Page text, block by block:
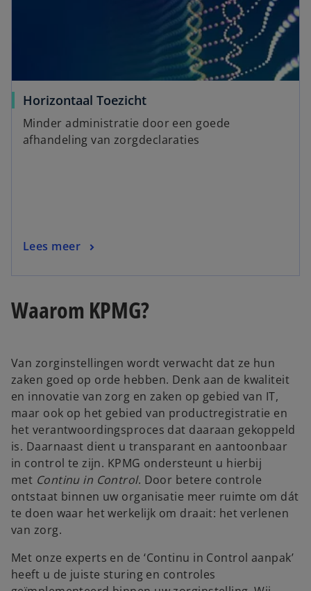
Horizontaal Toezicht
Minder administratie door een goede
afhandeling van zorgdeclaraties
Lees meer
Waarom KPMG?
Van zorginstellingen wordt verwacht dat ze hun
zaken goed op orde hebben. Denk aan de kwaliteit
en innovatie van zorg en zaken op gebied van IT,
maar ook op het gebied van productregistratie en
het verantwoordingsproces dat daaraan gekoppeld
is. Daarnaast dient u transparant en aantoonbaar
in control te zijn. KPMG ondersteunt u hierbij
met Continu in Control. Door betere controle
ontstaat binnen uw organisatie meer ruimte om dát
te doen waar het werkelijk om draait: het verlenen
van zorg.
Met onze experts en de ‘Continu in Control aanpak’
heeft u de juiste sturing en controles